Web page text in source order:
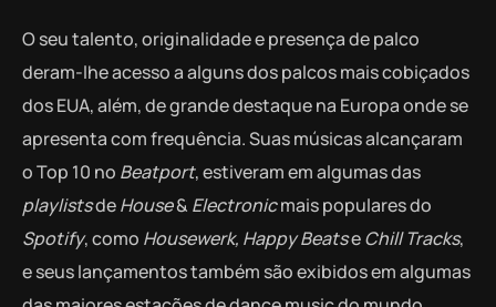
O seu talento, originalidade e presença de palco
deram-lhe acesso a alguns dos palcos mais cobiçados
dos EUA, além, de grande destaque na Europa onde se
apresenta com frequência. Suas músicas alcançaram
o Top 10 no Beatport, estiveram em algumas das
playlistsdeHouse& Electronicmais populares do
Spotify, como Housewerk, Happy BeatseChill Tracks,
e seus lançamentos também são exibidos em algumas